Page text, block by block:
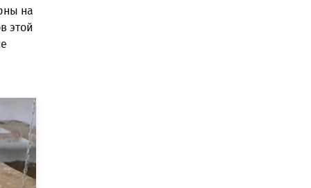
на
этой